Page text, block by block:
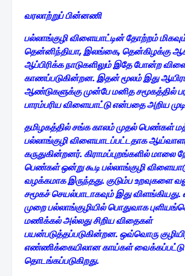
வரலாற்றுப் பின்னணி
பல்லாங்குழி விளையாட்டின் தோற்றம்
தென்னிந்தியா, இலங்கை, தென்கிழக்கு
ஆப்பிரிக்க நாடுகளிலும் இதே போன்ற
காணப்படுகின்றன. இதன் மூலம் இது
ஆண்டுகளுக்கு முன்பே மனித சமூகத்தில்
பாரம்பரிய விளையாட்டு என்பதை அறிய
தமிழகத்தில் சங்க காலம் முதல் பெண்கள்
பல்லாங்குழி விளையாடப்பட்டதாக
கருதுகின்றனர். கிராமப்புறங்களில் மாலை
பெண்கள் ஒன்று கூடி பல்லாங்குழி
வழக்கமாக இருந்தது. குடும்ப உறவுகளை
சமூகச் செயல்பாடாகவும் இது
முறை பல்லாங்குழியில் பொதுவாக
மணிக்கல் அல்லது சிறிய விதைகள்
பயன்படுத்தப்படுகின்றன. ஒவ்வொரு
எண்ணிக்கையிலான காய்கள் வைக்கப்பட்டு
தொடங்கப்படுகிறது.